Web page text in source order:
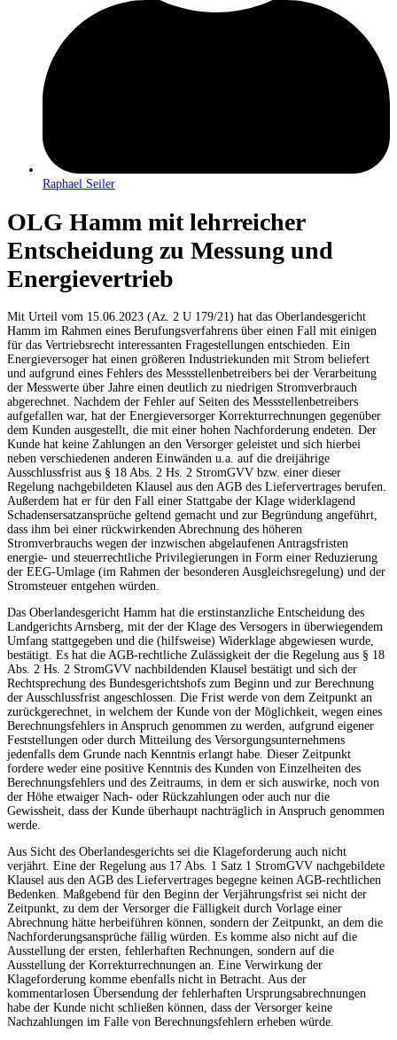
Raphael Seiler
OLG Hamm mit lehrreicher
Entscheidung zu Messung und
Energievertrieb
Mit Urteil vom 15.06.2023 (Az. 2 U 179/21) hat das Oberlandesgericht
Hamm im Rahmen eines Berufungsverfahrens über einen Fall mit einigen
für das Vertriebsrecht interessanten Fragestellungen entschieden. Ein
Energieversoger hat einen größeren Industriekunden mit Strom beliefert
und aufgrund eines Fehlers des Messstellenbetreibers bei der Verarbeitung
der Messwerte über Jahre einen deutlich zu niedrigen Stromverbrauch
abgerechnet. Nachdem der Fehler auf Seiten des Messstellenbetreibers
aufgefallen war, hat der Energieversorger Korrekturrechnungen gegenüber
dem Kunden ausgestellt, die mit einer hohen Nachforderung endeten. Der
Kunde hat keine Zahlungen an den Versorger geleistet und sich hierbei
neben verschiedenen anderen Einwänden u.a. auf die dreijährige
Ausschlussfrist aus § 18 Abs. 2 Hs. 2 StromGVV bzw. einer dieser
Regelung nachgebildeten Klausel aus den AGB des Liefervertrages berufen.
Außerdem hat er für den Fall einer Stattgabe der Klage widerklagend
Schadensersatzansprüche geltend gemacht und zur Begründung angeführt,
dass ihm bei einer rückwirkenden Abrechnung des höheren
Stromverbrauchs wegen der inzwischen abgelaufenen Antragsfristen
energie- und steuerrechtliche Privilegierungen in Form einer Reduzierung
der EEG-Umlage (im Rahmen der besonderen Ausgleichsregelung) und der
Stromsteuer entgehen würden.
Das Oberlandesgericht Hamm hat die erstinstanzliche Entscheidung des
Landgerichts Arnsberg, mit der der Klage des Versogers in überwiegendem
Umfang stattgegeben und die (hilfsweise) Widerklage abgewiesen wurde,
bestätigt. Es hat die AGB-rechtliche Zulässigkeit der die Regelung aus § 18
Abs. 2 Hs. 2 StromGVV nachbildenden Klausel bestätigt und sich der
Rechtsprechung des Bundesgerichtshofs zum Beginn und zur Berechnung
der Ausschlussfrist angeschlossen. Die Frist werde von dem Zeitpunkt an
zurückgerechnet, in welchem der Kunde von der Möglichkeit, wegen eines
Berechnungsfehlers in Anspruch genommen zu werden, aufgrund eigener
Feststellungen oder durch Mitteilung des Versorgungsunternehmens
jedenfalls dem Grunde nach Kenntnis erlangt habe. Dieser Zeitpunkt
fordere weder eine positive Kenntnis des Kunden von Einzelheiten des
Berechnungsfehlers und des Zeitraums, in dem er sich auswirke, noch von
der Höhe etwaiger Nach- oder Rückzahlungen oder auch nur die
Gewissheit, dass der Kunde überhaupt nachträglich in Anspruch genommen
werde.
Aus Sicht des Oberlandesgerichts sei die Klageforderung auch nicht
verjährt. Eine der Regelung aus 17 Abs. 1 Satz 1 StromGVV nachgebildete
Klausel aus den AGB des Liefervertrages begegne keinen AGB-rechtlichen
Bedenken. Maßgebend für den Beginn der Verjährungsfrist sei nicht der
Zeitpunkt, zu dem der Versorger die Fälligkeit durch Vorlage einer
Abrechnung hätte herbeiführen können, sondern der Zeitpunkt, an dem die
Nachforderungsansprüche fällig würden. Es komme also nicht auf die
Ausstellung der ersten, fehlerhaften Rechnungen, sondern auf die
Ausstellung der Korrekturrechnungen an. Eine Verwirkung der
Klageforderung komme ebenfalls nicht in Betracht. Aus der
kommentarlosen Übersendung der fehlerhaften Ursprungsabrechnungen
habe der Kunde nicht schließen können, dass der Versorger keine
Nachzahlungen im Falle von Berechnungsfehlern erheben würde.